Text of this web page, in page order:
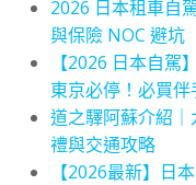
2026 日本租車自
與保險 NOC 避坑
【2026 日本自駕
東京必停！必買
道之驛阿蘇介紹
禮與交通攻略
【2026最新】日